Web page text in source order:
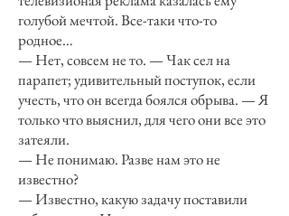
голубой мечтой. Все-таки что-то
родное…
— Нет, совсем не то. — Чак сел на
парапет; удивительный поступок, если
учесть, что он всегда боялся обрыва. — Я
только что выяснил, для чего они все это
затеяли.
— Не понимаю. Разве нам это не
известно?
— Известно, какую задачу поставили